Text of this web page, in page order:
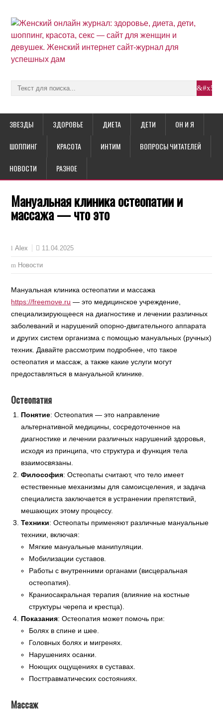
ЗВЕЗДЫ ЗДОРОВЬЕ ДИЕТА ДЕТИ ОН И Я
ШОППИНГ КРАСОТА ИНТИМ ВОПРОСЫ ЧИТАТЕЛЕЙ
НОВОСТИ РАЗНОЕ
Мануальная клиника остеопатии и
массажа — что это
Alex 11.04.2025
Новости
Мануальная клиника остеопатии и массажа
https://freemove.ru — это медицинское учреждение,
специализирующееся на диагностике и лечении различных
заболеваний и нарушений опорно-двигательного аппарата
и других систем организма с помощью мануальных (ручных)
техник. Давайте рассмотрим подробнее, что такое
остеопатия и массаж, а также какие услуги могут
предоставляться в мануальной клинике.
Остеопатия
Понятие: Остеопатия — это направление
альтернативной медицины, сосредоточенное на
диагностике и лечении различных нарушений здоровья,
исходя из принципа, что структура и функция тела
взаимосвязаны.
Философия: Остеопаты считают, что тело имеет
естественные механизмы для самоисцеления, и задача
специалиста заключается в устранении препятствий,
мешающих этому процессу.
Техники: Остеопаты применяют различные мануальные
техники, включая:
Мягкие мануальные манипуляции.
Мобилизации суставов.
Работы с внутренними органами (висцеральная
остеопатия).
Краниосакральная терапия (влияние на костные
структуры черепа и крестца).
Показания: Остеопатия может помочь при:
Болях в спине и шее.
Головных болях и мигренях.
Нарушениях осанки.
Ноющих ощущениях в суставах.
Посттравматических состояниях.
Массаж